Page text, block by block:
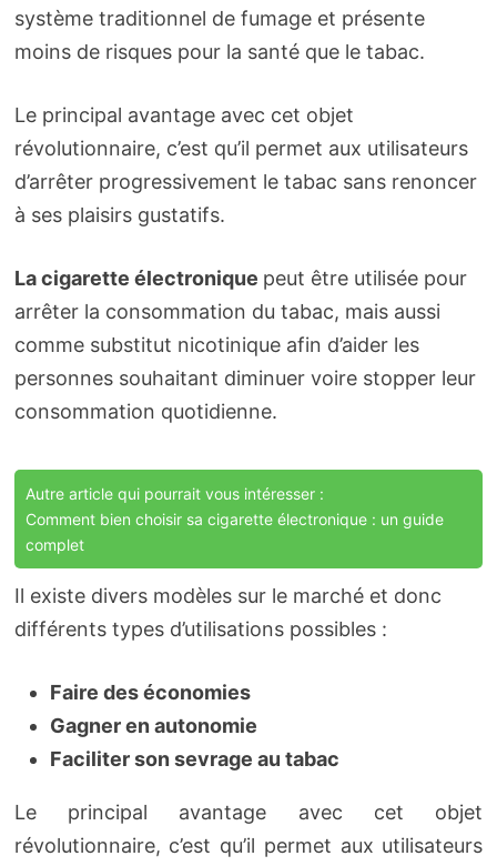
système traditionnel de fumage et présente
moins de risques pour la santé que le tabac.
Le principal avantage avec cet objet
révolutionnaire, c’est qu’il permet aux utilisateurs
d’arrêter progressivement le tabac sans renoncer
à ses plaisirs gustatifs.
La cigarette électronique peut être utilisée pour
arrêter la consommation du tabac, mais aussi
comme substitut nicotinique afin d’aider les
personnes souhaitant diminuer voire stopper leur
consommation quotidienne.
Autre article qui pourrait vous intéresser :
Comment bien choisir sa cigarette électronique : un guide
complet
Il existe divers modèles sur le marché et donc
différents types d’utilisations possibles :
Faire des économies
Gagner en autonomie
Faciliter son sevrage au tabac
Le principal avantage avec cet objet
révolutionnaire, c’est qu’il permet aux utilisateurs